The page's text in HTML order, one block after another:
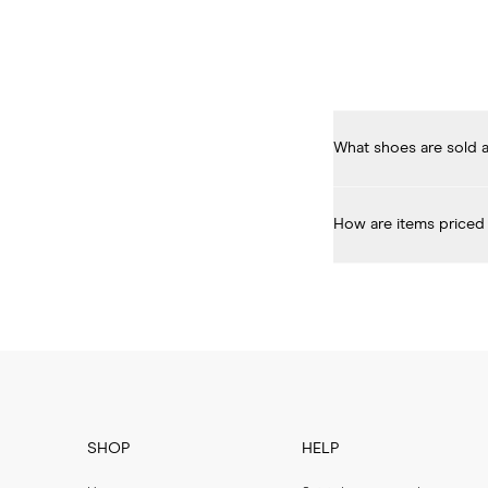
What shoes are sold
meet our criteria to be
How are items priced
SHOP HELP